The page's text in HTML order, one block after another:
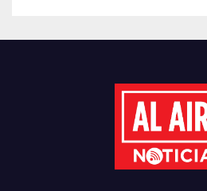
DEL CICLO